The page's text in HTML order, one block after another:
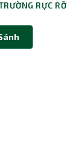
RỰC RỠ